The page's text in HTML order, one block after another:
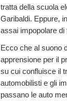
tratta della scuola
Garibaldi. Eppure,
assai impopolare di
Ecco che al suono
apprensione per il
su cui confluisce il
automobilisti e gli
passano le auto